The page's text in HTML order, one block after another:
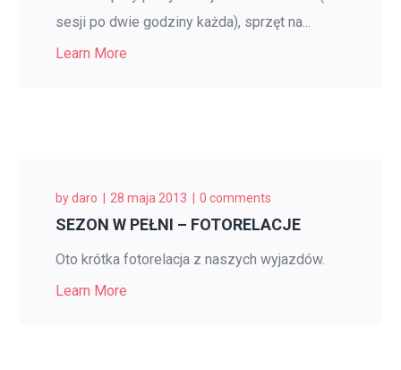
sesji po dwie godziny każda), sprzęt na...
Learn More
bydaro 28 maja 2013 0 comments
SEZON W PEŁNI – FOTORELACJE
Oto krótka fotorelacja z naszych wyjazdów.
Learn More